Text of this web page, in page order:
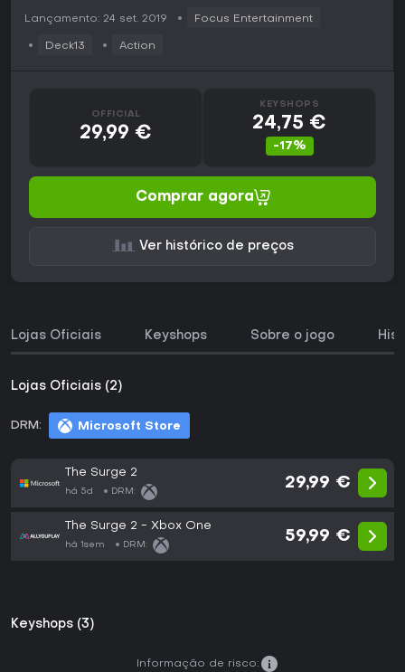
Lançamento: 24 set. 2019 Focus Entertainment
Deck13 Action
OFFICIAL
29,99 €
KEYSHOPS
24,75 €
-17%
Comprar agora
Ver histórico de preços
Lojas Oficiais Keyshops Sobre o jogo
Lojas Oficiais (2)
DRM: Microsoft Store
The Surge 2
há 5d DRM:
29,99 €
The Surge 2 - Xbox One
há 1sem DRM:
59,99 €
Keyshops (3)
Informação de risco: